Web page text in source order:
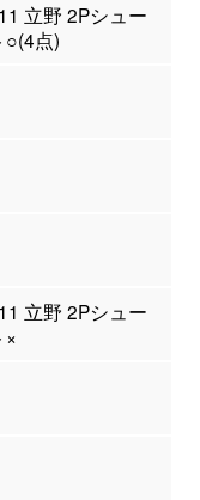
立野 2Pシュー
○(4点)
立野 2Pシュー
×